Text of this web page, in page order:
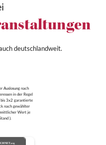
deutschlandweit.
Auslosung nach
in der Regel
3x2 garantierte
nach gewählter
Wert je
).
.org